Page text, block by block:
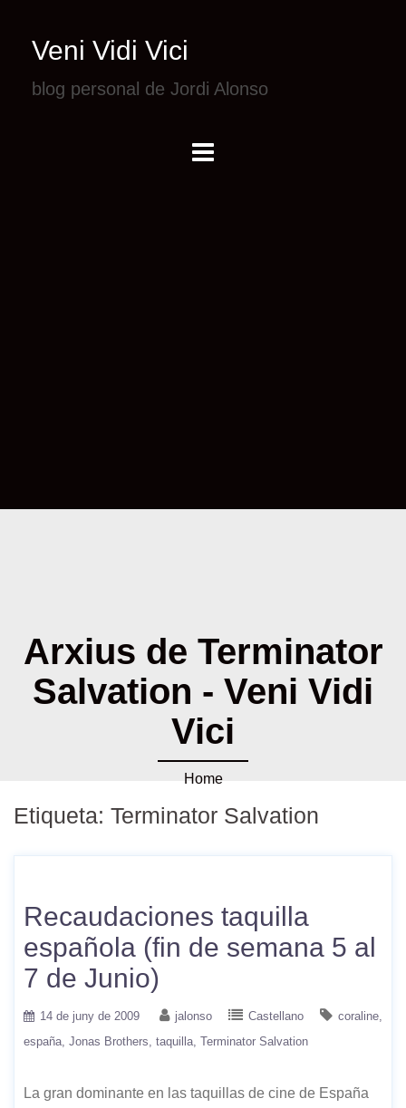
Veni Vidi Vici
blog personal de Jordi Alonso
Arxius de Terminator
Salvation - Veni Vidi
Vici
Home
Etiqueta: Terminator Salvation
Recaudaciones taquilla
española (fin de semana 5 al
7 de Junio)
14 de juny de 2009 jalonso Castellano
coraline
españa Jonas Brothers taquilla Terminator Salvation
La gran dominante en las taquillas de cine de España